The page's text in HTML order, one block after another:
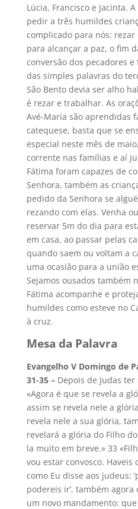
Lúcia, Francisco e Jacinta.
pedir a três humildes
complicado para nós: rezar
para alcançar a paz, o fim
conversão dos pecadores
das simples palavras do
São Bento devia ser alho
é rezar e trabalhar. As
Avé-Maria são aprendidas
catequese, basta que se
especial neste mês de
corrente nas famílias e aí
Fátima foram capazes de
Senhora, também as
pedido da Senhora se
rezando com elas. Venha
reservar 5m do dia para
em casa, ao passar pelas
quando saem ou voltam a
uma ocasião para a união
Sejamos ousados também
Fátima acompanhe e
humildes como esteve no
à cruz.
Mesa da Palavra
Evangelho V Domingo de
31-35– Depois de Judas ter
«Agora é que se revela a
assim se revela nele a
revela nele a sua glória,
revelará a glória do Filho
la muito em breve.» 33
vou estar convosco.
como Eu disse aos judeus:
podereis ir’, também agora
um novo mandamento: